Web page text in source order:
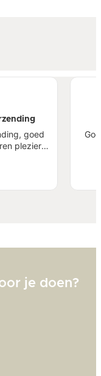
goed
plezier
je doen?